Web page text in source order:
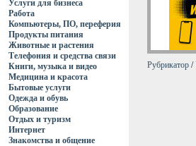
Услуги для бизнеса
Работа
Компьютеры, ПО, переферия
Продукты питания
Животные и растения
Телефония и средства связи
Книги, музыка и видео
Медицина и красота
Бытовые услуги
Одежда и обувь
Образование
Отдых и туризм
Интернет
Знакомства и общение
Рубрикатор /